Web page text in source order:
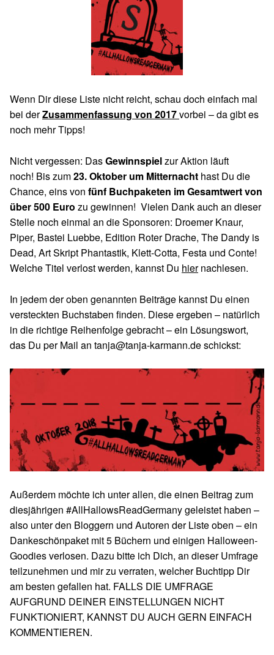
Wenn Dir diese Liste nicht reicht, schau doch einfach mal
bei derZusammenfassung von 2017vorbei – da gibt es
noch mehr Tipps!
Nicht vergessen: DasGewinnspielzur Aktion läuft
noch! Bis zum23. Oktober um Mitternacht hast Du die
Chance, eins von fünf Buchpaketen im Gesamtwert von
über 500 Euro zu gewinnen! Vielen Dank auch an dieser
Stelle noch einmal an die Sponsoren: Droemer Knaur,
Piper, Bastei Luebbe, Edition Roter Drache, The Dandy is
Dead, Art Skript Phantastik, Klett-Cotta, Festa und Conte!
Welche Titel verlost werden, kannst Du hiernachlesen.
In jedem der oben genannten Beiträge kannst Du einen
versteckten Buchstaben finden. Diese ergeben – natürlich
in die richtige Reihenfolge gebracht – ein Lösungswort,
das Du per Mail an tanja@tanja-karmann.de schickst:
Außerdem möchte ich unter allen, die einen Beitrag zum
diesjährigen #AllHallowsReadGermany geleistet haben –
also unter den Bloggern und Autoren der Liste oben – ein
Dankeschönpaket mit 5 Büchern und einigen Halloween-
Goodies verlosen. Dazu bitte ich Dich, an dieser Umfrage
teilzunehmen und mir zu verraten, welcher Buchtipp Dir
am besten gefallen hat. FALLS DIE UMFRAGE
AUFGRUND DEINER EINSTELLUNGEN NICHT
FUNKTIONIERT, KANNST DU AUCH GERN EINFACH
KOMMENTIEREN.